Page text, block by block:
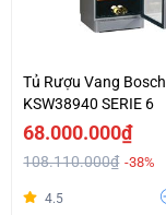
Tủ Rượu Vang Bosch
KSW38940 SERIE 6
68.000.000₫
108.110.000₫ -38%
4.5